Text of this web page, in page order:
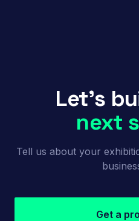
Let's
next
Tell us about your
Get a